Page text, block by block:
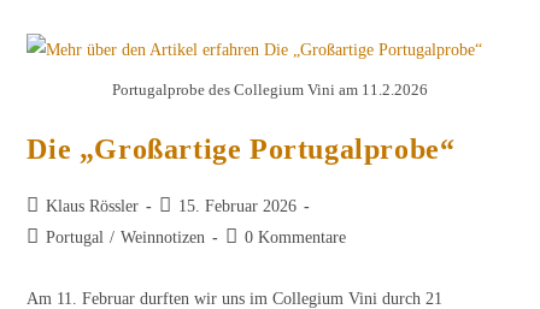
Portugalprobe des Collegium Vini am 11.2.2026
Die „Großartige Portugalprobe“
Beitrags-
Autor:
Klaus Rössler
Beitrag
veröffentlicht:
15. Februar 2026
Beitrags-
Portugal / Weinnotizen
Beitrags-
0 Kommentare
Am 11. Februar durften wir uns im Collegium Vini durch 21